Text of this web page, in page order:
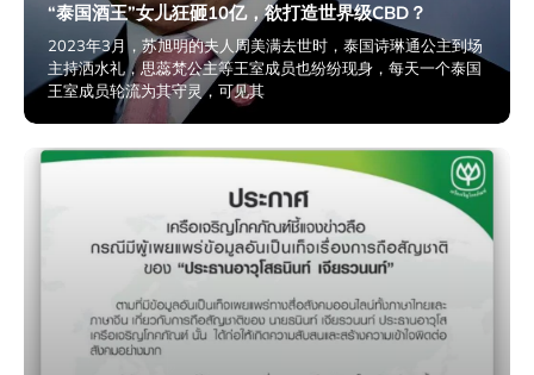
“泰国酒王”女儿狂砸10亿，欲打造世界级CBD？
2023年3月，苏旭明的夫人周美满去世时，泰国诗琳通公主到场
主持洒水礼，思蕊梵公主等王室成员也纷纷现身，每天一个泰国
王室成员轮流为其守灵，可见其
2024年3月29日